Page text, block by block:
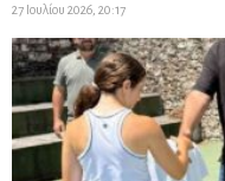
27 Ιουλίου 2026, 20:17